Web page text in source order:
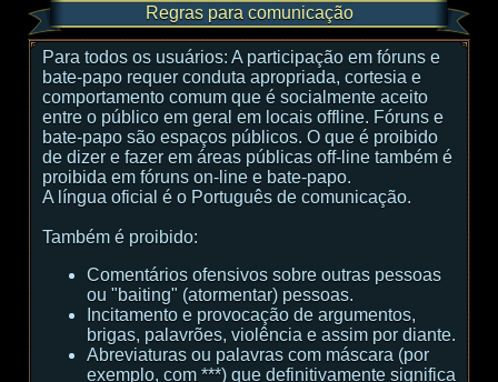
Regras para comunicação
Para todos os usuários: A participação em fóruns e
bate-papo requer conduta apropriada, cortesia e
comportamento comum que é socialmente aceito
entre o público em geral em locais offline. Fóruns e
bate-papo são espaços públicos. O que é proibido
de dizer e fazer em áreas públicas off-line também é
proibida em fóruns on-line e bate-papo.
A língua oficial é o Português de comunicação.
Também é proibido:
Comentários ofensivos sobre outras pessoas
ou "baiting" (atormentar) pessoas.
Incitamento e provocação de argumentos,
brigas, palavrões, violência e assim por diante.
Abreviaturas ou palavras com máscara (por
exemplo, com ***) que definitivamente significa